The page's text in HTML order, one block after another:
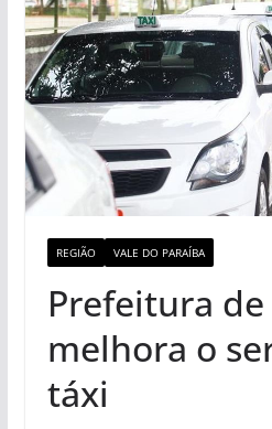
REGIÃO VALE DO PARAÍBA
Prefeitura de
melhora o
táxi